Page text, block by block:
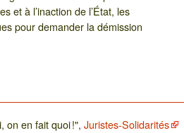
et à l’inaction de l’État, les
pour demander la démission
on en fait quoi !",Juristes-Solidarités